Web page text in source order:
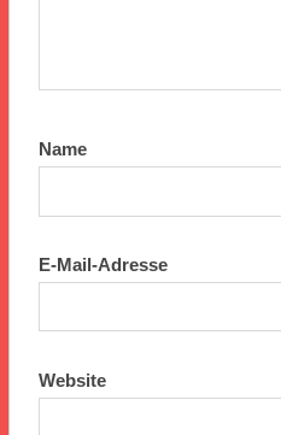
Name
E-Mail-Adresse
Website